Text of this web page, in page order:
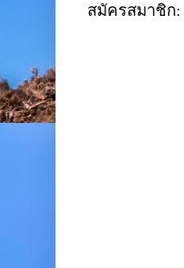
สมัครสมาชิก: